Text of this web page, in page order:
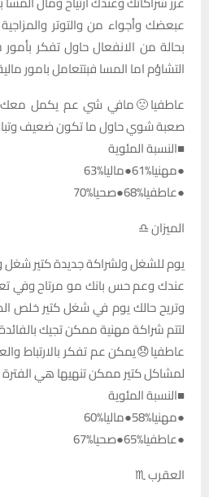
عبعضك وأجواء من والتوتر
بحالة من الانفعال حاول تفكر
التشاؤم اما المسا فبتتعامل بامور
عاطفيا🙁مافي شي عم يكمل معك
صعبة شوي حاول ما تكون ضعيف
■النسبة المئوية
●مهنيا%61●ماليا%63
●عاطفيا%68●صحيا%70
الميزان ♎
يوم للشغل ولشراكة جديدة كتير
عندك وعم حس بانك مو مرتاح وفي
وتريح حالك يوم في شغل كتير خلص
لتتم شراكة مهنية ممكن تجيك
عاطفيا😞يمكن عم تفكر بالارتباط
لمشاكل كتير ممكن تنهيها هي الفترة
■النسبة المئوية
●مهنيا%58●ماليا%60
●عاطفيا%65●صحيا%67
العقرب ♏